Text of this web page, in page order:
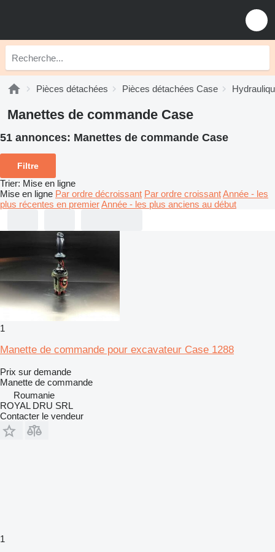
Pièces détachées Pièces détachées Case
Manettes de commande Case
51 annonces: Manettes de commande Case
Filtre
Trier: Mise en ligne
Mise en ligne Par ordre décroissant Par ordre croissantAnnée - les
plus récentes en premierAnnée - les plus anciens au début
1
Manette de commande pour excavateur Case 1288
Prix sur demande
Manette de commande
Roumanie
ROYAL DRU SRL
Contacter le vendeur
1